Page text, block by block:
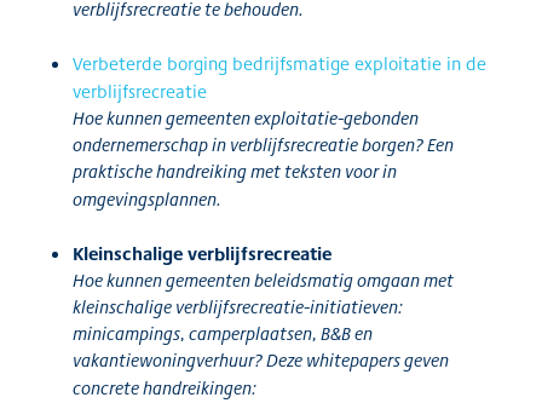
verblijfsrecreatie te behouden.
Verbeterde borging bedrijfsmatige exploitatie in de
verblijfsrecreatie
Hoe kunnen gemeenten exploitatie-gebonden
ondernemerschap in verblijfsrecreatie borgen? Een
praktische handreiking met teksten voor in
omgevingsplannen.
Kleinschalige verblijfsrecreatie
Hoe kunnen gemeenten beleidsmatig omgaan met
kleinschalige verblijfsrecreatie-initiatieven:
minicampings, camperplaatsen, B&B en
vakantiewoningverhuur? Deze whitepapers geven
concrete handreikingen: